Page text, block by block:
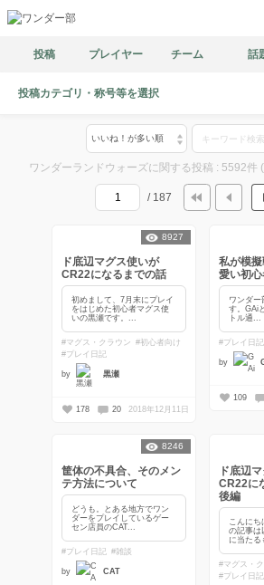
投稿 プレイヤー チーム 話
投稿カテゴリ・称号等を選択
ワンダーランドウォーズに関する投稿 : 5592件
/ 187
ド底辺マグス使いが
CR22になるまでの話
初めまして、7月末にプレイ
をはじめた初心者マグス使
いの黒瀬です。...
#マグス・クラウン #初心者向け
#プレイ日記
by 黒瀬
8927
178 20 2018年12月11日
私が模
愛い初
ワンダー
す。GAiと
トル通...
#プレイ日記
by
109
筐体の不具合、そのメン
テ方法について
どうも。とある地方でワン
ダーをプレイしているゲー
セン店員のCAT...
#プレイ日記 #雑談
by CAT
8246
ド底辺
CR22に
後編
こんにち
の記事は
に当たる
#マグス・
#プレイ日記